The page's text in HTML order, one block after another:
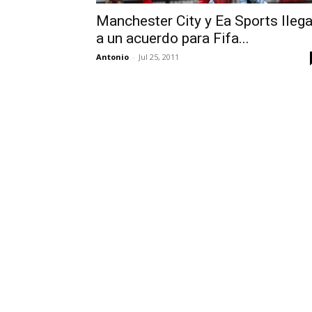
Manchester City y Ea Sports
a un acuerdo para Fifa...
Antonio - Jul 25, 2011